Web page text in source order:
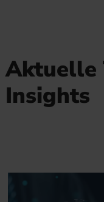
Aktuelle
Insights